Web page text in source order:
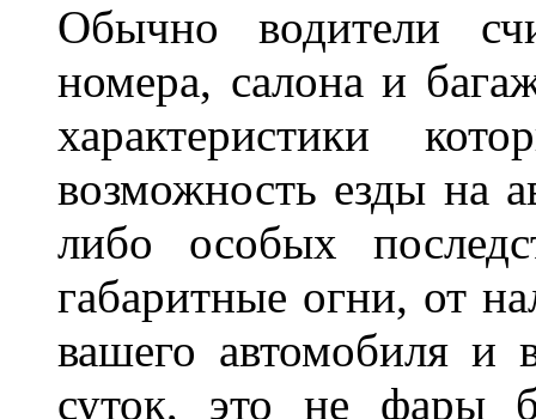
Обычно водители
номера, салона и
характеристики
возможность езды на
либо особых
габаритные огни, от
вашего автомобиля и
суток, это не фары